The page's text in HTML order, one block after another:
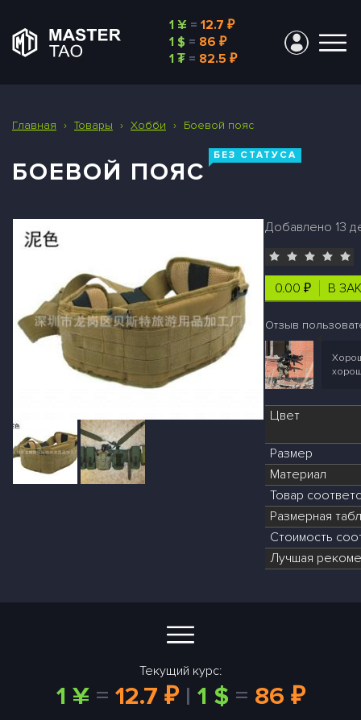
1 ¥ = 12.7 ₽
1 $ = 86 ₽
1 ₮= 82.5 ₽
Главная › Товары › Хобби › Боевой пояс
БОЕВОЙ ПОЯС
БЕЗ СТАТУСА
Добавлено 13
0.00 ₽ В
Отзыв
Цвет
Размер
Материал
Товар
Размерная
Стоимость
Лучшая
Текущий курс:
1 ¥= 12.7 ₽| 1 $ = 86 ₽